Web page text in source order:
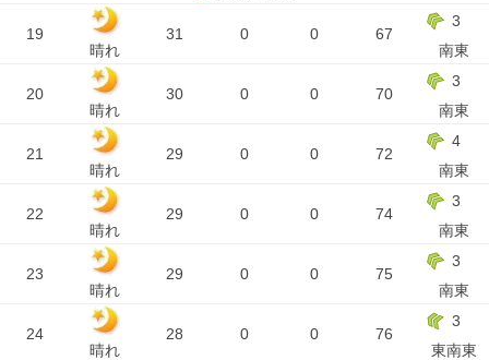
19
晴れ
31 0 0 67
3
南東
20
晴れ
30 0 0 70
3
南東
21
晴れ
29 0 0 72
4
南東
22
晴れ
29 0 0 74
3
南東
23
晴れ
29 0 0 75
3
南東
24
晴れ
28 0 0 76
3
東南東